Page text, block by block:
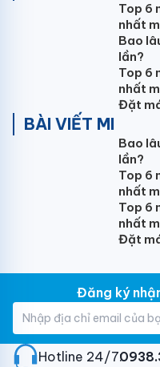
5. Ống nước PVC21,27:
6. Ống nước
7. Dây cáp nguồn:
8. Thanh ti treo dàn
9. Giá đỡ cục nóng
- Máy treo tường
- Máy treo tường
- Máy treo tường
Top 6
nhất
Bao
lần?
Top 6
nhất
Đặt
BÀI VIẾT MI
Bao
lần?
Top 6
nhất
Top 6
nhất
Đặt
Đăng ký
Hotline 24/7: